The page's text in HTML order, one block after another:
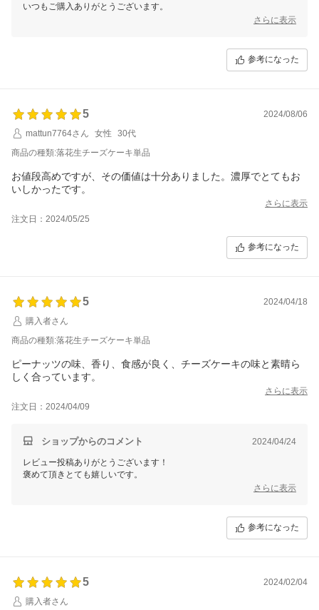
いつもご購入ありがとうございます。
さらに表示
参考になった
5
2024/08/06
mattun7764さん
女性
30代
商品の種類:落花生チーズケーキ単品
お値段高めですが、その価値は十分ありました。濃厚でとてもお
いしかったです。
さらに表示
注文日：2024/05/25
参考になった
5
2024/04/18
購入者さん
商品の種類:落花生チーズケーキ単品
ピーナッツの味、香り、食感が良く、チーズケーキの味と素晴ら
しく合っています。
さらに表示
注文日：2024/04/09
ショップからのコメント 2024/04/24
レビュー投稿ありがとうございます！
さらに表示
参考になった
5
2024/02/04
購入者さん